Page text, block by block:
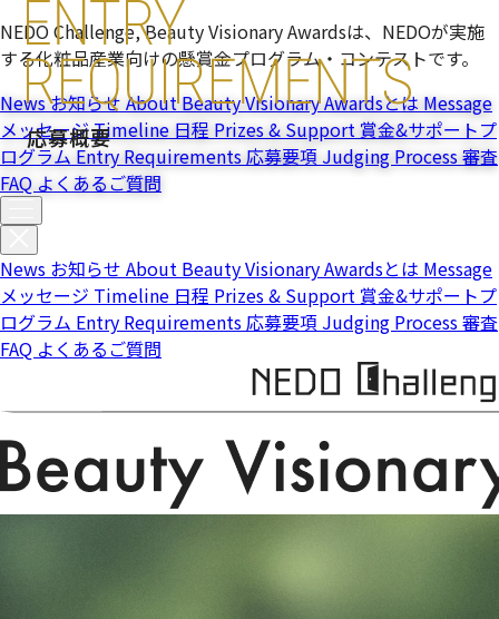
NEDO Challenge, Beauty Visionary Awardsは、NEDOが実施
する化粧品産業向けの懸賞金プログラム・コンテストです。
Newsお知らせ AboutBeauty Visionary Awardsとは Message
メッセージTimeline 日程 Prizes & Support 賞金&サポートプ
ログラムEntry Requirements応募要項 Judging Process審査
FAQ よくあるご質問
News お知らせ About Beauty Visionary Awardsとは Message
メッセージ Timeline 日程 Prizes & Support 賞金&サポートプ
ログラム Entry Requirements応募要項 Judging Process審査
FAQ よくあるご質問
応募概要